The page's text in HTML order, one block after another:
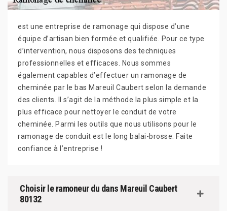
est une entreprise de ramonage qui dispose d’une
équipe d’artisan bien formée et qualifiée. Pour ce type
d’intervention, nous disposons des techniques
professionnelles et efficaces. Nous sommes
également capables d’effectuer un ramonage de
cheminée par le bas Mareuil Caubert selon la demande
des clients. Il s’agit de la méthode la plus simple et la
plus efficace pour nettoyer le conduit de votre
cheminée. Parmi les outils que nous utilisons pour le
ramonage de conduit est le long balai-brosse. Faite
confiance à l’entreprise !
Choisir le ramoneur du dans Mareuil Caubert
80132